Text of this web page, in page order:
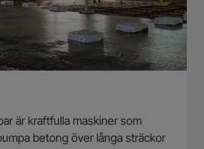
är kraftfulla maskiner som
betong över långa sträckor